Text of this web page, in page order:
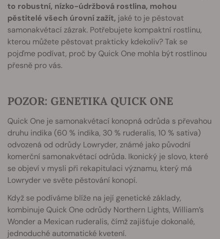
to robustní, nízko-údržbová rostlina, mohou
pěstitelé všech úrovní zažít, jaké to je pěstovat
samonakvétací zázrak. Potřebujete kompaktní rostlinu,
kterou můžete pěstovat prakticky kdekoliv? Tak se
pojďme podívat, proč by Quick One mohla být rostlinou
přesně pro vás.
POZOR: GENETIKA QUICK ONE
Quick One je samonakvétací konopná odrůda s převahou
druhu indika (60 % indika, 30 % ruderalis, 10 % sativa)
odvozená od odrůdy Lowryder, známé jako původní
komerční samonakvétací odrůda. Ikonický je slovo, které
se objeví v mysli při rekapitulaci významu, který má
Lowryder ve světe pěstování konopí.
Když se podíváme blíže na její genetické základy,
kombinuje Quick One odrůdy Northern Lights, William’s
Wonder a Mexican ruderalis, čímž zajišťuje dokonalé,
jednoduché automatické kvetení.